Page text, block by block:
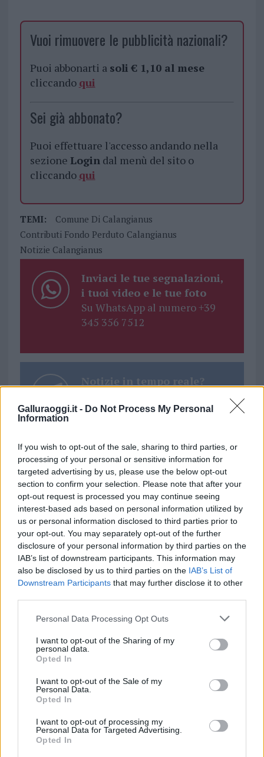
Galluraoggi.it - Do Not Process My Personal
Information
If you wish to opt-out of the sale, sharing to third parties, or
processing of your personal or sensitive information for
targeted advertising by us, please use the below opt-out
section to confirm your selection. Please note that after your
opt-out request is processed you may continue seeing
interest-based ads based on personal information utilized by
us or personal information disclosed to third parties prior to
your opt-out. You may separately opt-out of the further
disclosure of your personal information by third parties on the
IAB’s list of downstream participants. This information may
also be disclosed by us to third parties on the IAB’s List of
Downstream Participants that may further disclose it to other
Please note that this website/app uses one or more Google
not limited to your visit or usage behaviour. You may click to
grant or deny consent to Google and its third-party tags to
use your data for below specified purposes in below Google
consent section.
Personal Data Processing Opt Outs
I want to opt-out of the Sharing of my
personal data.
Opted In
I want to opt-out of the Sale of my
Personal Data.
Opted In
I want to opt-out of processing my
Personal Data for Targeted Advertising.
Opted In
Vuoi rimuovere le pubblicità nazionali?
Puoi abbonarti a soli € 1,10 al mese
cliccando qui
Sei già abbonato?
Puoi effettuare l'accesso andando nella
sezione Logindal menù del sito o
cliccando qui
TEMI:
Comune Di Calangianus
Contributi Fondo Perduto Calangianus
Notizie Calangianus
Inviaci le tue segnalazioni,
i tuoi video e le tue foto
Su WhatsApp al numero +39
345 356 7512
Notizie in tempo reale?
GalluraOggi.it
Ricevi le nostre ultime news
daGoogle News
Condividi l'articolo
F
a
ce
b
o
o
k
T
w
it
te
r
Pi
n
te
re
st
W
h
at
s
p
S
h
a
re
Articolo precedente
Prossimo articolo
NOTIZIE RECENTI
Controlli rafforzati in Costa Smeralda, 20
arresti e 135 denunce